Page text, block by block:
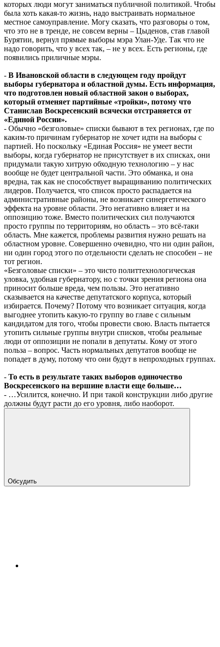
которых люди могут заниматься публичной политикой. Чтобы
была хоть какая-то жизнь, надо выстраивать нормальное
местное самоуправление. Могу сказать, что разговоры о том,
что это не в тренде, не совсем верны – Цыденов, став главой
Бурятии, вернул прямые выборы мэра Улан-Уде. Так что не
надо говорить, что у всех так, – не у всех. Есть регионы, где
появились приличные мэры.
- В Ивановской области в следующем году пройдут
выборы губернатора и областной думы. Есть информация,
что подготовлен новый областной закон о выборах,
который отменяет партийные «тройки», потому что
Станислав Воскресенский всячески отстраняется от
«Единой России».
- Обычно «безголовые» списки бывают в тех регионах, где по
каким-то причинам губернатор не хочет идти на выборы с
партией. Но поскольку «Единая Россия» не умеет вести
выборы, когда губернатор не присутствует в их списках, они
придумали такую хитрую обходную технологию – у нас
вообще не будет центральной части. Это обманка, и она
вредна, так как не способствует выращиванию политических
лидеров. Получается, что список просто распадается на
административные районы, не возникает синергетического
эффекта на уровне области. Это негативно влияет и на
оппозицию тоже. Вместо политических сил получаются
просто группы по территориям, но область – это всё-таки
область. Мне кажется, проблемы развития нужно решать на
областном уровне. Совершенно очевидно, что ни один район,
ни один город этого по отдельности сделать не способен – не
тот регион.
«Безголовые списки» – это чисто политтехнологическая
уловка, удобная губернатору, но с точки зрения региона она
приносит больше вреда, чем пользы. Это негативно
сказывается на качестве депутатского корпуса, который
избирается. Почему? Потому что возникает ситуация, когда
выгоднее утопить какую-то группу во главе с сильным
кандидатом для того, чтобы провести свою. Власть пытается
утопить сильные группы внутри списков, чтобы реальные
люди от оппозиции не попали в депутаты. Кому от этого
польза – вопрос. Часть нормальных депутатов вообще не
попадет в думу, потому что они будут в непроходных группах.
- То есть в результате таких выборов одиночество
Воскресенского на вершине власти еще больше…
- …Усилится, конечно. И при такой конструкции либо другие
должны будут расти до его уровня, либо наоборот.
Обсудить